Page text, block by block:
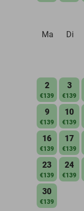
Ma
Di
2
€139
3
€139
9
€139
10
€139
16
€139
17
€139
23
€139
24
€139
30
€139